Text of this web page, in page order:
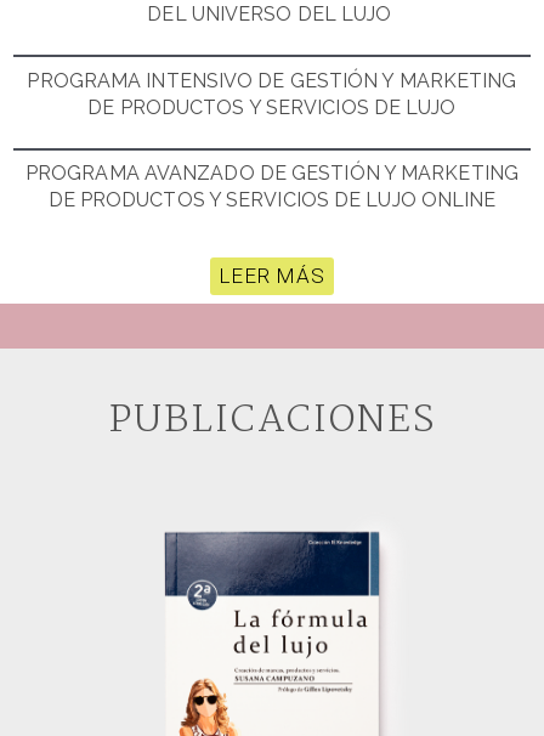
DEL UNIVERSO DEL LUJO ​
PROGRAMA INTENSIVO DE GESTIÓN Y MARKETING
DE PRODUCTOS Y SERVICIOS DE LUJO
PROGRAMA AVANZADO DE GESTIÓN Y MARKETING
DE PRODUCTOS Y SERVICIOS DE LUJO ONLINE
LEER MÁS
PUBLICACIONES